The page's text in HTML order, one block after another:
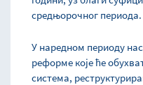
средњорочног периода.
У наредном периоду
реформе које ће
система,